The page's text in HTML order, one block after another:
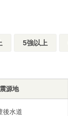
5強以上
震源地
後水道